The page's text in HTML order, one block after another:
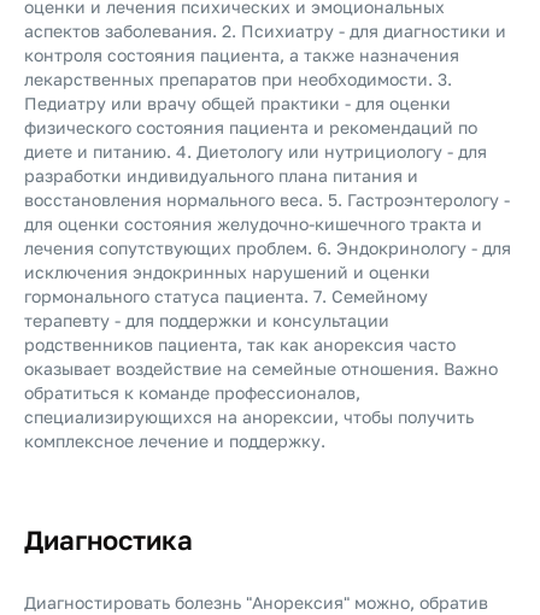
оценки и лечения психических и эмоциональных
аспектов заболевания. 2. Психиатру - для диагностики и
контроля состояния пациента, а также назначения
лекарственных препаратов при необходимости. 3.
Педиатру или врачу общей практики - для оценки
физического состояния пациента и рекомендаций по
диете и питанию. 4. Диетологу или нутрициологу - для
разработки индивидуального плана питания и
восстановления нормального веса. 5. Гастроэнтерологу -
для оценки состояния желудочно-кишечного тракта и
лечения сопутствующих проблем. 6. Эндокринологу - для
исключения эндокринных нарушений и оценки
гормонального статуса пациента. 7. Семейному
терапевту - для поддержки и консультации
родственников пациента, так как анорексия часто
оказывает воздействие на семейные отношения. Важно
обратиться к команде профессионалов,
специализирующихся на анорексии, чтобы получить
комплексное лечение и поддержку.
Диагностика
Диагностировать болезнь "Анорексия" можно, обратив